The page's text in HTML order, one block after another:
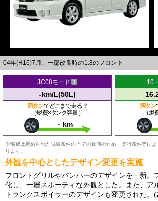
04年(H16)7月、一部改良時の1.8のフロント
JC08モード
-km/L(50L)
満タンでどこまで走る？
（燃費×タンク容量）
- km
10
満タン
（燃
※燃費は定められた試験条件の下での数値のため、走行条件等に
ります。
外観を中心としたデザイン変更を実施
フロントグリルやバンパーのデザインを一新。
化し、一層スポーティな外観とした。また、ア
トランクスポイラーのデザインも変更された。